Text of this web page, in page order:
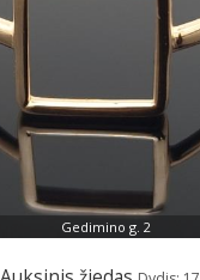
Gedimino g. 2